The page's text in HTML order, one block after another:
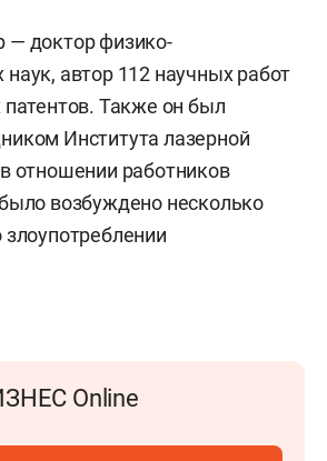
— доктор физико-
автор 112 научных работ
патентов. Также он был
Института лазерной
отношении работников
возбуждено несколько
Online